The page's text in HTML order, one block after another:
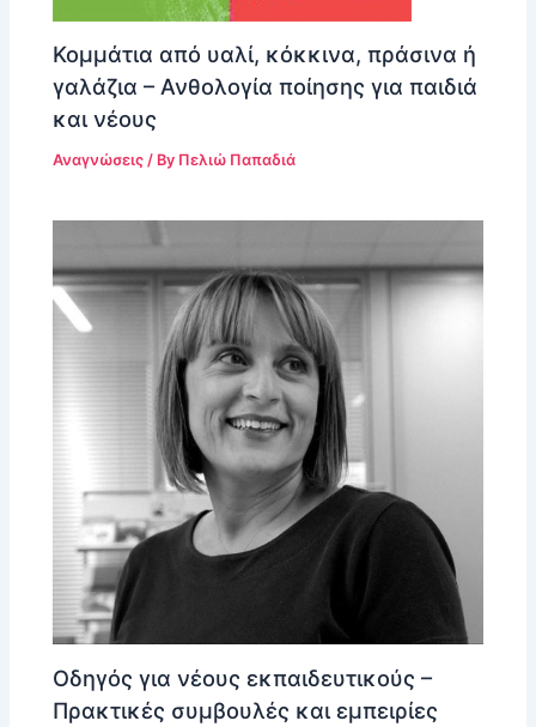
Κομμάτια από υαλί, κόκκινα, πράσινα ή
γαλάζια – Ανθολογία ποίησης για παιδιά
και νέους
Αναγνώσεις / By Πελιώ Παπαδιά
Οδηγός για νέους εκπαιδευτικούς –
Πρακτικές συμβουλές και εμπειρίες